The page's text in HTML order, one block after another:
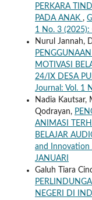
PERKARA
PADA ANAK ,
1 No. 3 (2025):
Nurul Jannah,
MOTIVASI
24/IX DESA
Journal: Vol. 1
Nadia Kautsar,
Qodrayan,
ANIMASI
BELAJAR
and Innovation
JANUARI
Galuh Tiara
NEGERI DI